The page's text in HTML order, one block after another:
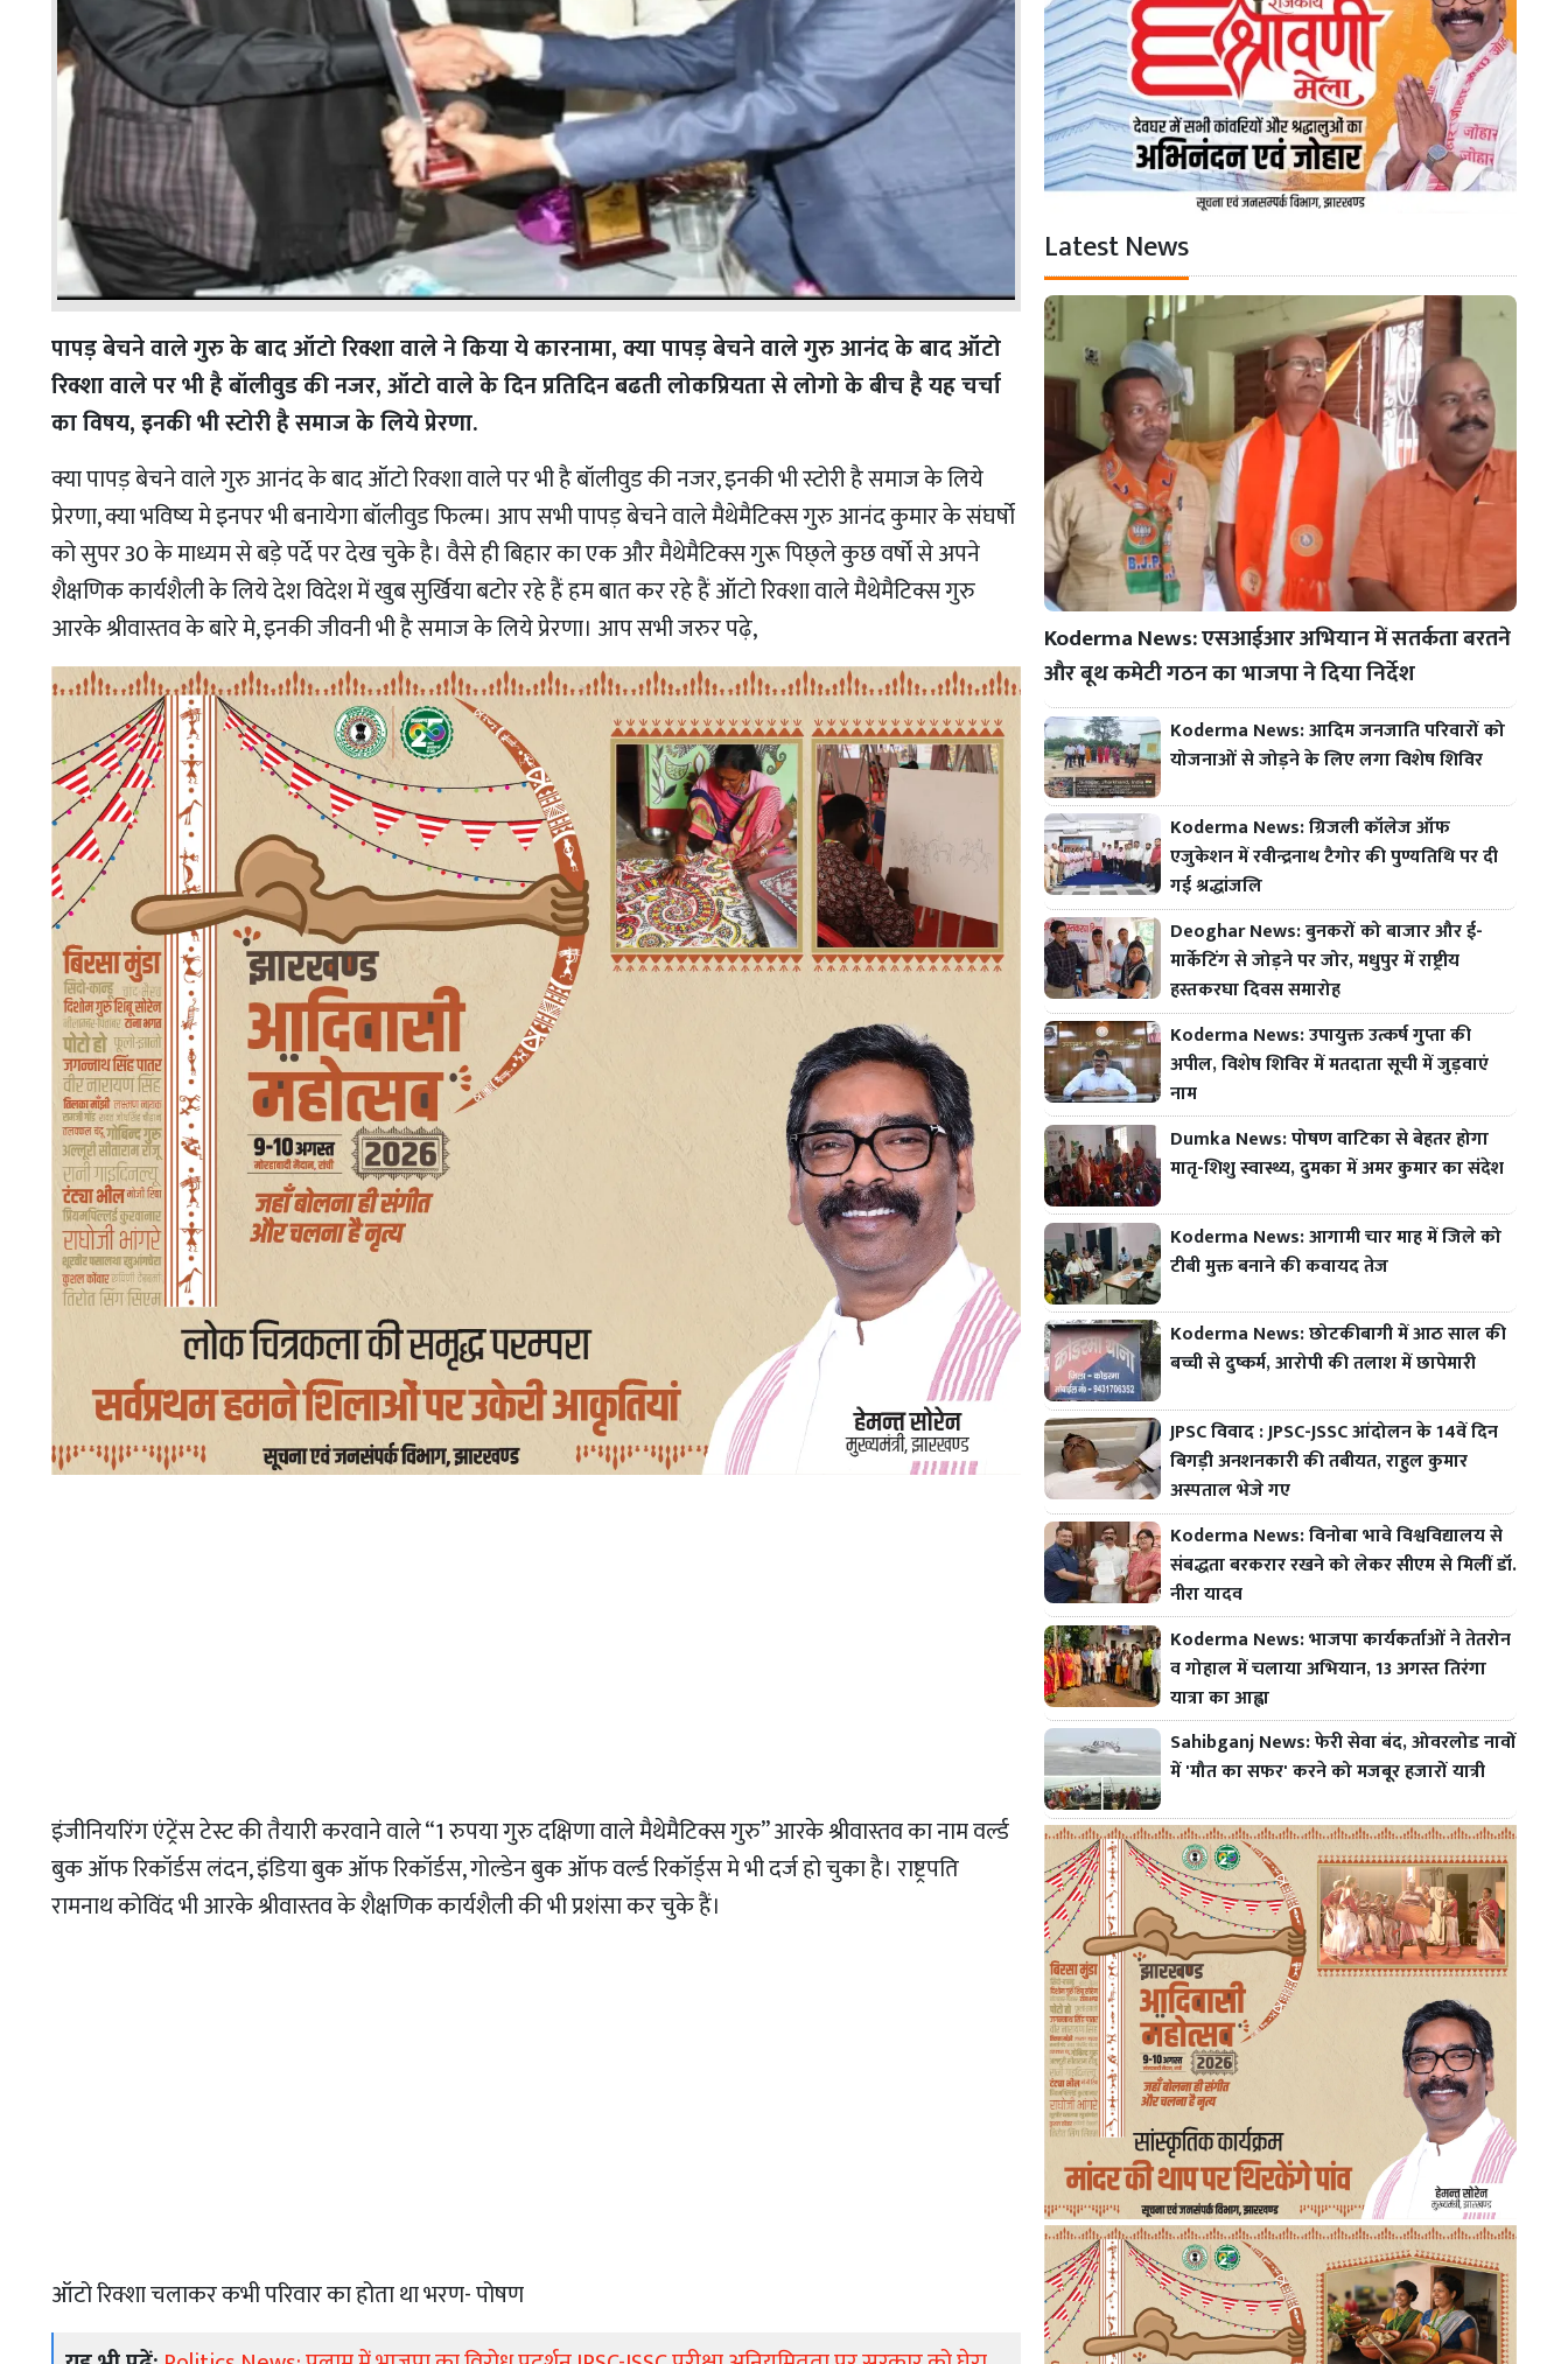
पापड़ बेचने वाले गुरु के बाद ऑटो रिक्शा वाले ने किया ये कारनामा, क्या पापड़ बेचने वाले गुरु आनंद के बाद ऑटो
रिक्शा वाले पर भी है बॉलीवुड की नजर, ऑटो वाले के दिन प्रतिदिन बढती लोकप्रियता से लोगो के बीच है यह चर्चा
का विषय, इनकी भी स्टोरी है समाज के लिये प्रेरणा.
क्या पापड़ बेचने वाले गुरु आनंद के बाद ऑटो रिक्शा वाले पर भी है बॉलीवुड की नजर, इनकी भी स्टोरी है समाज के लिये
प्रेरणा, क्या भविष्य मे इनपर भी बनायेगा बॉलीवुड फिल्म। आप सभी पापड़ बेचने वाले मैथेमैटिक्स गुरु आनंद कुमार के संघर्षो
को सुपर 30 के माध्यम से बड़े पर्दे पर देख चुके है। वैसे ही बिहार का एक और मैथेमैटिक्स गुरू पिछ्ले कुछ वर्षो से अपने
शैक्षणिक कार्यशैली के लिये देश विदेश में खुब सुर्खिया बटोर रहे हैं हम बात कर रहे हैं ऑटो रिक्शा वाले मैथेमैटिक्स गुरु
आरके श्रीवास्तव के बारे मे, इनकी जीवनी भी है समाज के लिये प्रेरणा। आप सभी जरुर पढ़े,
इंजीनियरिंग एंट्रेंस टेस्ट की तैयारी करवाने वाले “1 रुपया गुरु दक्षिणा वाले मैथेमैटिक्स गुरु” आरके श्रीवास्तव का नाम वर्ल्ड
बुक ऑफ रिकॉर्डस लंदन, इंडिया बुक ऑफ रिकॉर्डस, गोल्डेन बुक ऑफ वर्ल्ड रिकॉर्ड्स मे भी दर्ज हो चुका है। राष्ट्रपति
रामनाथ कोविंद भी आरके श्रीवास्तव के शैक्षणिक कार्यशैली की भी प्रशंसा कर चुके हैं।
ऑटो रिक्शा चलाकर कभी परिवार का होता था भरण- पोषण
Latest News
Koderma News: एसआईआर अभियान में सतर्कता बरतने
और बूथ कमेटी गठन का भाजपा ने दिया निर्देश
Koderma News: आदिम जनजाति परिवारों को
योजनाओं से जोड़ने के लिए लगा विशेष शिविर
Koderma News: ग्रिजली कॉलेज ऑफ
एजुकेशन में रवीन्द्रनाथ टैगोर की पुण्यतिथि पर दी
गई श्रद्धांजलि
Deoghar News: बुनकरों को बाजार और ई-
मार्केटिंग से जोड़ने पर जोर, मधुपुर में राष्ट्रीय
हस्तकरघा दिवस समारोह
Koderma News: उपायुक्त उत्कर्ष गुप्ता की
अपील, विशेष शिविर में मतदाता सूची में जुड़वाएं
नाम
Dumka News: पोषण वाटिका से बेहतर होगा
मातृ-शिशु स्वास्थ्य, दुमका में अमर कुमार का संदेश
Koderma News: आगामी चार माह में जिले को
टीबी मुक्त बनाने की कवायद तेज
Koderma News: छोटकीबागी में आठ साल की
बच्ची से दुष्कर्म, आरोपी की तलाश में छापेमारी
JPSC विवाद : JPSC-JSSC आंदोलन के 14वें दिन
बिगड़ी अनशनकारी की तबीयत, राहुल कुमार
अस्पताल भेजे गए
Koderma News: विनोबा भावे विश्वविद्यालय से
संबद्धता बरकरार रखने को लेकर सीएम से मिलीं डॉ.
नीरा यादव
Koderma News: भाजपा कार्यकर्ताओं ने तेतरोन
व गोहाल में चलाया अभियान, 13 अगस्त तिरंगा
यात्रा का आह्वा
Sahibganj News: फेरी सेवा बंद, ओवरलोड नावों
में 'मौत का सफर' करने को मजबूर हजारों यात्री